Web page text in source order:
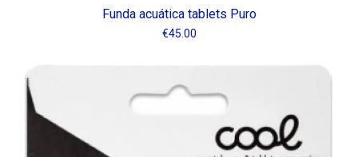
Funda acuática tablets Puro
€45.00